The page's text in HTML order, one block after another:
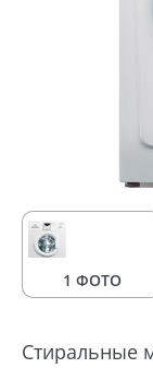
1 ФОТО
Стиральные